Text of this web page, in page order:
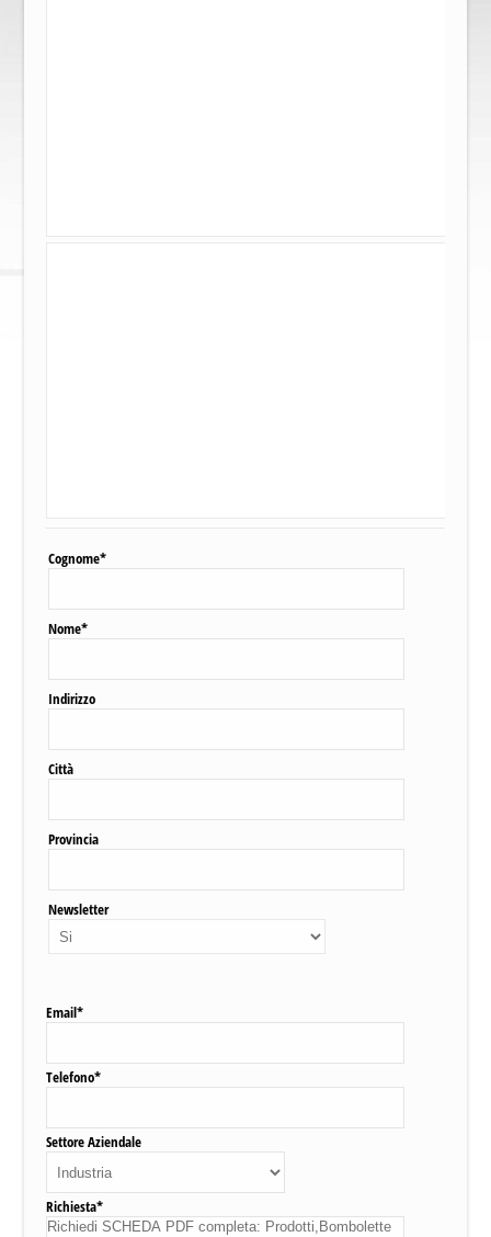
Cognome*
Nome*
Indirizzo
Città
Provincia
Newsletter
Email*
Telefono*
Settore Aziendale
Richiesta*